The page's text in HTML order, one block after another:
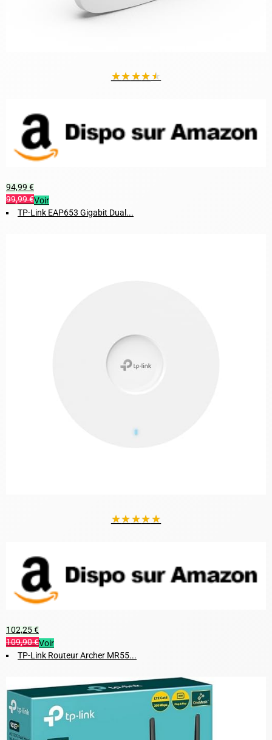
★★★★★
94,99 €
99,99 €Voir
TP-Link EAP653 Gigabit Dual...
★★★★★
102,25 €
109,90 €Voir
TP-Link Routeur Archer MR55...